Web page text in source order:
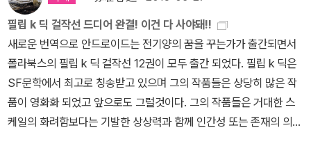
인공 릭'은 < 전기 양 > 이 아닌 < 진짜 양 > 을 갖기를 원한다. 그는
그 돈을 마련하기 위해 현상금이 걸린 안드로이드(들)을 제거하기로
마음먹는다. 그 보상금으로 진짜 양을 살 계획'이다. 필립 딕'을 관통
하는 것은 < fake(페이크) vs reality(리얼리티) > 가 아니라 < imit
릭'에게 있어서 살아 있는 동물인 진짜 양'은 명풍 루이비통 가방'이
왜 시험은 못보는 걸까?8. 1년만 따라하면 SKY갈 수 있다 공부를
잘 하는 것... 이 뭘까요. 시험을 잘 보는 것과 공부를 잘 하는 것은 같
은 것일까요? 또는 자신이 원했던 학교에 가는 것, 성적표에 우수한
학생으로 확인되는 것... 그런 의미로 말하는 걸까요. 그 때도 그렇
고, 시간이 조금 더 지난 지금도 그렇고. 공부를 잘 하는 것은 도대체
뭐지? 다들 무슨 말로 하는 건지는 그럭저럭 알 것 같으면서도, 실은
지 않음 이 역시 내용과 디자인 양 측으로 호평 받으며 잘 팔리는 중
(으로 예상) 그 와중에 이 척박한 한국 sf계에 참전 의사를 내비친 '씨
앗사'그런데 저 표지에서 느껴지는 익숙한 향취는 뭐다?....이 쯤에서
편집부의 한 마디 보시죠'아무래도 동종업계의 성공한 케이스다 보
니.... 으헣 ㅠㅠ '이 외에도 폴라북스가 너무 강하게 느껴진다는 클레
임들이 여기저기서 속출했지만 그런거 다 무시하고 스페이스 오페라
박력으로 출판 강행 !그런데 정작 공개했던 표지는 너무 얇고 본문 내
필립 k 딕 걸작선 드디어 완결! 이건 다 사야돼!!
새로운 번역으로 안드로이드는 전기양의 꿈을 꾸는가가 출간되면서
폴라북스의 필립 k 딕 걸작선 12권이 모두 출간 되었다. 필립 k 딕은
SF문학에서 최고로 칭송받고 있으며 그의 작품들은 상당히 많은 작
품이 영화화 되었고 앞으로도 그럴것이다. 그의 작품들은 거대한 스
케일의 화려함보다는 기발한 상상력과 함께 인간성 또는 존재의 의미